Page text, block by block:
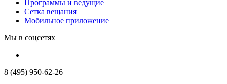
Программы и ведущие
Сетка вещания
Мобильное приложение
Мы в соцсетях
8 (495) 950-62-26